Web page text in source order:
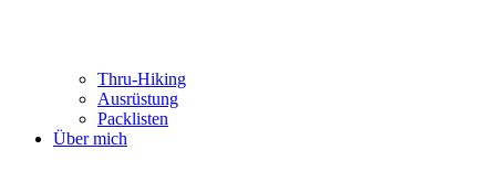
Thru-Hiking
Ausrüstung
Packlisten
Über mich